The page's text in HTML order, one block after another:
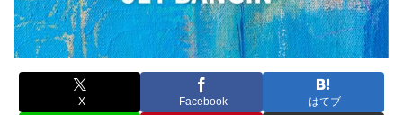
X Facebook はてブ